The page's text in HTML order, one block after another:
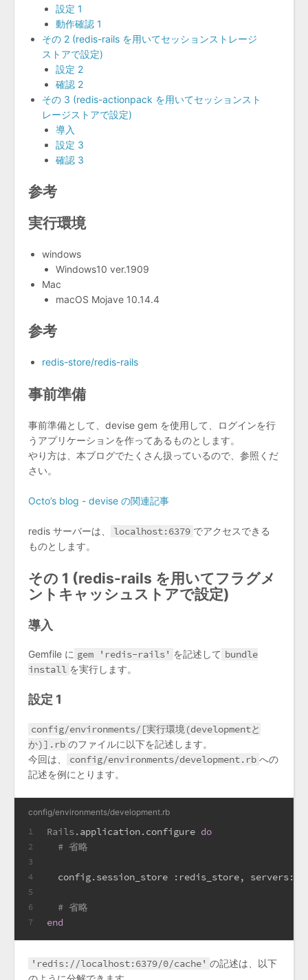
設定 1
動作確認 1
その 2 (redis-rails を用いてセッションストレージ
ストアで設定)
設定 2
確認 2
その 3 (redis-actionpack を用いてセッションスト
レージストアで設定)
導入
設定 3
確認 3
参考
実行環境
windows
Windows10 ver.1909
Mac
macOS Mojave 10.14.4
参考
redis-store/redis-rails
事前準備
事前準備として、devise gem を使用して、ログインを行
うアプリケーションを作ってあるものとします。
やり方は、本ブログでたくさん扱っているので、参照くだ
さい。
Octo’s blog - devise の関連記事
redis サーバーは、 localhost:6379 でアクセスできる
ものとします。
その 1 (redis-rails を用いてフラグメ
ントキャッシュストアで設定)
導入
Gemfile に gem 'redis-rails' を記述して bundle
install を実行します。
設定 1
config/environments/[実行環境(developmentと
か)].rb のファイルに以下を記述します。
今回は、
config/environments/development.rb への
記述を例にとります。
config/environments/development.rb
1
2
3
4
5
6
7
Rails .application.configure do
# 省略
  config.session_store
:redis_store, servers:
# 省略
end
'redis://localhost:6379/0/cache' の記述は、以下